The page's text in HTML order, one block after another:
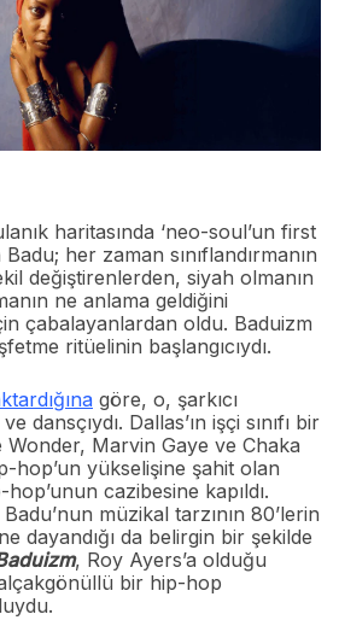
haritasında ‘neo-soul’un first
Badu; her zaman sınıflandırmanın
değiştirenlerden, siyah olmanın
ne anlama geldiğini
çabalayanlardan oldu. Baduizm
ritüelinin başlangıcıydı.
göre, o, şarkıcı
dansçıydı. Dallas’ın işçi sınıfı bir
Wonder, Marvin Gaye ve Chaka
hop’un yükselişine şahit olan
cazibesine kapıldı.
Badu’nun müzikal tarzının 80’lerin
dayandığı da belirgin bir şekilde
, Roy Ayers’a olduğu
bir hip-hop